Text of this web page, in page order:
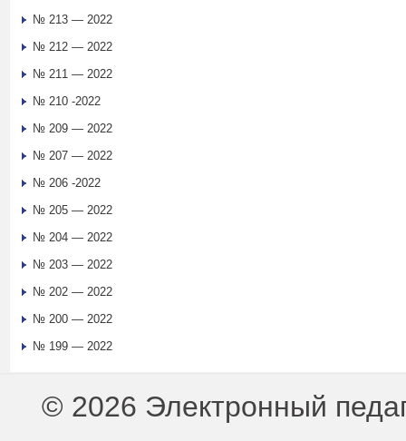
№ 213 — 2022
№ 212 — 2022
№ 211 — 2022
№ 210 -2022
№ 209 — 2022
№ 207 — 2022
№ 206 -2022
№ 205 — 2022
№ 204 — 2022
№ 203 — 2022
№ 202 — 2022
№ 200 — 2022
№ 199 — 2022
© 2026 Электронный